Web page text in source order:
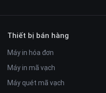
Thiết bị bán hàng
Máy in hóa đơn
Máy in mã vạch
Máy quét mã vạch